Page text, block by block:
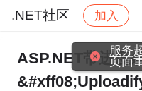
.NET社区 加入
社区 .NET社区
ASP.NET带进度
服务
页面